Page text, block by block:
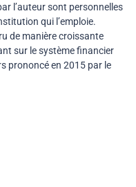
l’auteur sont personnelles
qui l’emploie.
de manière croissante
sur le système financier
prononcé en 2015 par le